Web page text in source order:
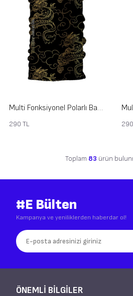
Multi Fonksiyonel Polarlı Bandana Type 2
290 TL 290
Toplam 83 ürün
#E Bülten
Kampanya ve yeniliklerden haberdar ol!
ÖNEMLI BILGILER